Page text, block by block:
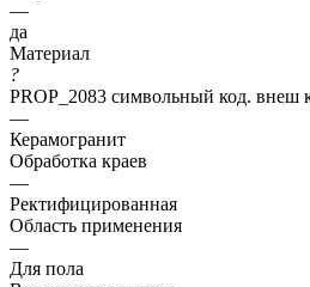
—
да
Материал
?
PROP_2083 символьный код. внеш
—
Керамогранит
Обработка краев
—
Ректифицированная
Область применения
—
Для пола